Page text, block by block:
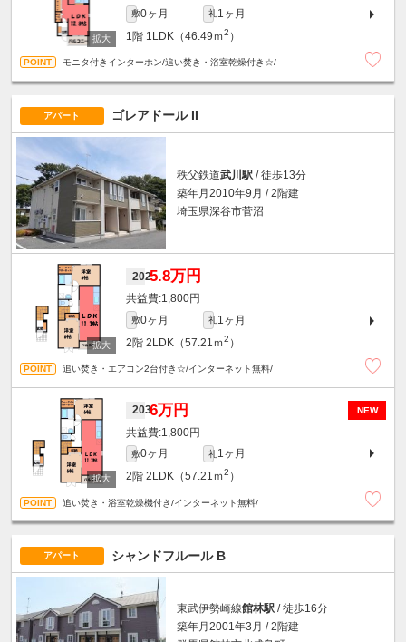
敷0ヶ月 礼1ヶ月
1階 1LDK（46.49ｍ2 ）
モニタ付きインターホン/追い焚き・浴室乾燥付き☆/
アパート ゴレアドール II
秩父鉄道武川駅 / 徒歩13分
築年月2010年9月 / 2階建
埼玉県深谷市菅沼
2025.8万円
1,800円
敷0ヶ月 礼1ヶ月
2階 2LDK（57.21ｍ2 ）
追い焚き・エアコン2台付き☆/インターネット無料/
NEW
2036万円
1,800円
敷0ヶ月 礼1ヶ月
2階 2LDK（57.21ｍ2 ）
追い焚き・浴室乾燥機付き/インターネット無料/
アパート シャンドフルール B
東武伊勢崎線館林駅 / 徒歩16分
築年月2001年3月 / 2階建